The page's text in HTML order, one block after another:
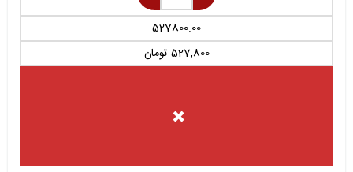
527800.00
527,800 تومان